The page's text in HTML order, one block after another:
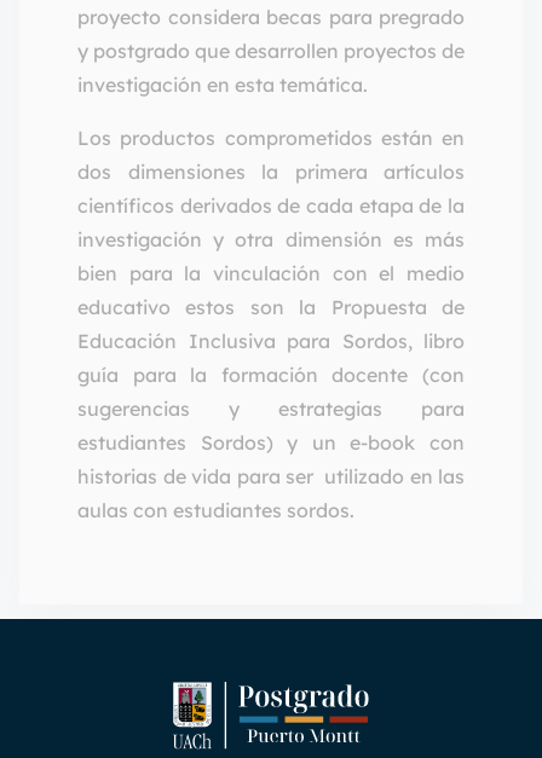
proyecto considera becas para pregrado
y postgrado que desarrollen proyectos de
investigación en esta temática.
Los productos comprometidos están en
dos dimensiones la primera artículos
científicos derivados de cada etapa de la
investigación y otra dimensión es más
bien para la vinculación con el medio
educativo estos son la Propuesta de
Educación Inclusiva para Sordos, libro
guía para la formación docente (con
sugerencias y estrategias para
estudiantes Sordos) y un e-book con
historias de vida para ser utilizado en las
aulas con estudiantes sordos.